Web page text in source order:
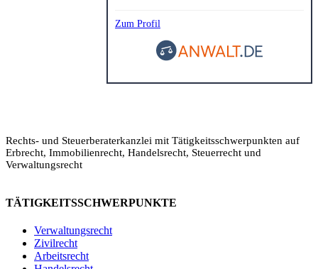
Zum Profil
Rechts- und Steuerberaterkanzlei mit Tätigkeitsschwerpunkten auf
Erbrecht, Immobilienrecht, Handelsrecht, Steuerrecht und
Verwaltungsrecht
TÄTIGKEITSSCHWERPUNKTE
Verwaltungsrecht
Zivilrecht
Arbeitsrecht